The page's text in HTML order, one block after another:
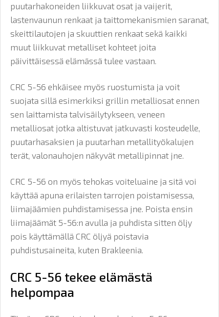
puutarhakoneiden liikkuvat osat ja vaijerit,
lastenvaunun renkaat ja taittomekanismien saranat,
skeittilautojen ja skuuttien renkaat sekä kaikki
muut liikkuvat metalliset kohteet joita
päivittäisessä elämässä tulee vastaan.
CRC 5-56 ehkäisee myös ruostumista ja voit
suojata sillä esimerkiksi grillin metalliosat ennen
sen laittamista talvisäilytykseen, veneen
metalliosat jotka altistuvat jatkuvasti kosteudelle,
puutarhasaksien ja puutarhan metallityökalujen
terät, valonauhojen näkyvät metallipinnat jne.
CRC 5-56 on myös tehokas voiteluaine ja sitä voi
käyttää apuna erilaisten tarrojen poistamisessa,
liimajäämien puhdistamisessa jne. Poista ensin
liimajäämät 5-56:n avulla ja puhdista sitten öljy
pois käyttämällä CRC öljyä poistavia
puhdistusaineita, kuten Brakleenia.
CRC 5-56 tekee elämästä
helpompaa